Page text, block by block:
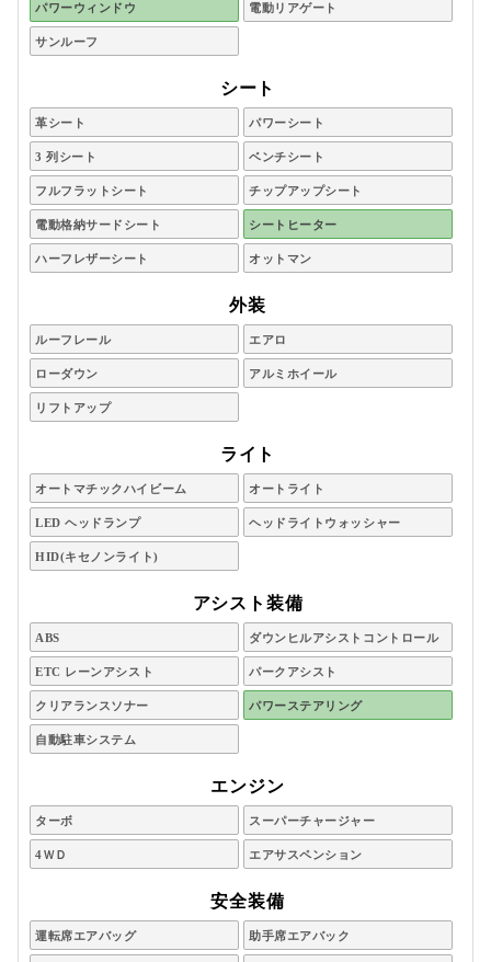
パワーウィンドウ 電動リアゲート
サンルーフ
シート
革シート パワーシート
3 列シート ベンチシート
フルフラットシート チップアップシート
電動格納サードシート シートヒーター
ハーフレザーシート オットマン
外装
ルーフレール エアロ
ローダウン アルミホイール
リフトアップ
ライト
オートマチックハイビーム オートライト
LED ヘッドランプ ヘッドライトウォッシャー
HID(キセノンライト)
アシスト装備
ABS ダウンヒルアシストコントロール
ETC レーンアシスト パークアシスト
クリアランスソナー パワーステアリング
自動駐車システム
エンジン
ターボ スーパーチャージャー
4ＷＤ エアサスペンション
安全装備
運転席エアバッグ 助手席エアバック